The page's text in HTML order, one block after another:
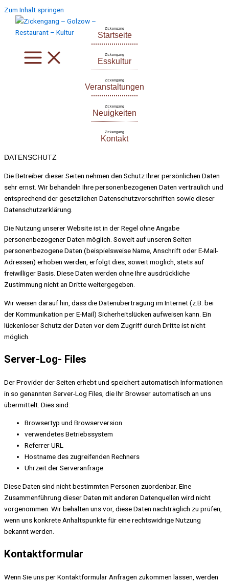
Zum Inhalt springen
Zickengang
Startseite
Zickengang
Esskultur
Zickengang
Veranstaltungen
Zickengang
Neuigkeiten
Zickengang
Kontakt
DATENSCHUTZ
Die Betreiber dieser Seiten nehmen den Schutz Ihrer persönlichen Daten
sehr ernst. Wir behandeln Ihre personenbezogenen Daten vertraulich und
entsprechend der gesetzlichen Datenschutzvorschriften sowie dieser
Datenschutzerklärung.
Die Nutzung unserer Website ist in der Regel ohne Angabe
personenbezogener Daten möglich. Soweit auf unseren Seiten
personenbezogene Daten (beispielsweise Name, Anschrift oder E-Mail-
Adressen) erhoben werden, erfolgt dies, soweit möglich, stets auf
freiwilliger Basis. Diese Daten werden ohne Ihre ausdrückliche
Zustimmung nicht an Dritte weitergegeben.
Wir weisen darauf hin, dass die Datenübertragung im Internet (z.B. bei
der Kommunikation per E-Mail) Sicherheitslücken aufweisen kann. Ein
lückenloser Schutz der Daten vor dem Zugriff durch Dritte ist nicht
möglich.
Server-Log- Files
Der Provider der Seiten erhebt und speichert automatisch Informationen
in so genannten Server-Log Files, die Ihr Browser automatisch an uns
übermittelt. Dies sind:
Browsertyp und Browserversion
verwendetes Betriebssystem
Referrer URL
Hostname des zugreifenden Rechners
Uhrzeit der Serveranfrage
Diese Daten sind nicht bestimmten Personen zuordenbar. Eine
Zusammenführung dieser Daten mit anderen Datenquellen wird nicht
vorgenommen. Wir behalten uns vor, diese Daten nachträglich zu prüfen,
wenn uns konkrete Anhaltspunkte für eine rechtswidrige Nutzung
bekannt werden.
Kontaktformular
Wenn Sie uns per Kontaktformular Anfragen zukommen lassen, werden